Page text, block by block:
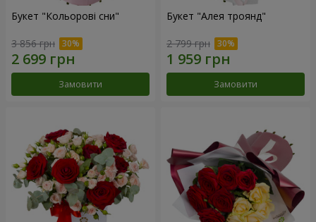
Букет "Кольорові сни"
3 856 грн
Замовити
Букет "Алея троянд"
2 799 грн
Замовити